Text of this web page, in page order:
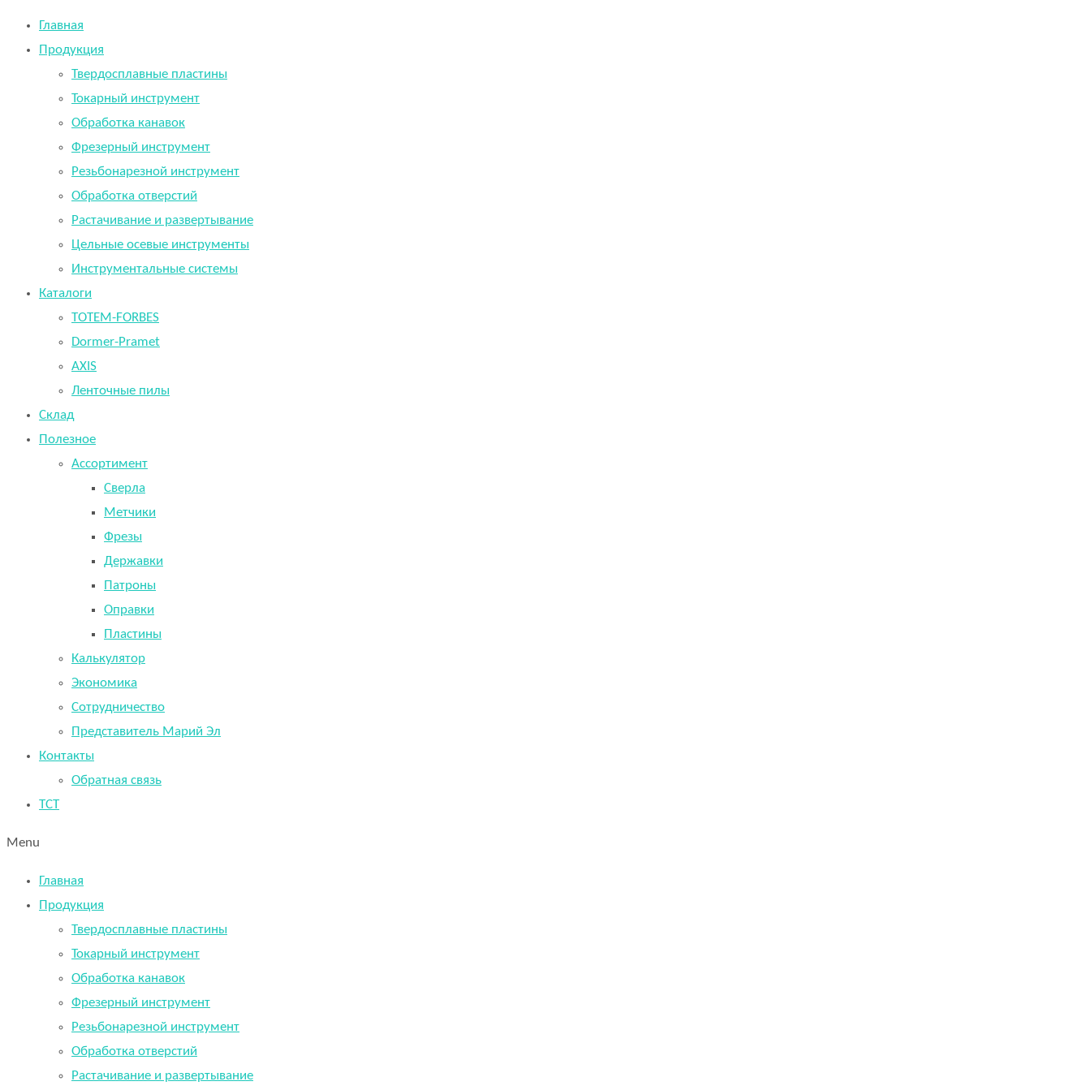
Главная
Продукция
Твердосплавные пластины
Токарный инструмент
Обработка канавок
Фрезерный инструмент
Резьбонарезной инструмент
Обработка отверстий
Растачивание и развертывание
Цельные осевые инструменты
Инструментальные системы
Каталоги
TOTEM-FORBES
Dormer-Pramet
AXIS
Ленточные пилы
Склад
Полезное
Ассортимент
Сверла
Метчики
Фрезы
Державки
Патроны
Оправки
Пластины
Калькулятор
Экономика
Сотрудничество
Представитель Марий Эл
Контакты
Обратная связь
TCT
Menu
Главная
Продукция
Твердосплавные пластины
Токарный инструмент
Обработка канавок
Фрезерный инструмент
Резьбонарезной инструмент
Обработка отверстий
Растачивание и развертывание